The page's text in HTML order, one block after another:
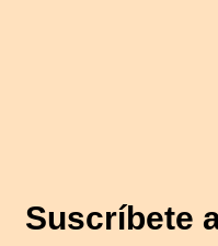
Suscríbete